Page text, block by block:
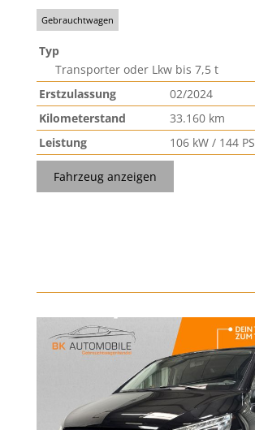
Gebrauchtwagen
Typ
Transporter oder Lkw bis 7,5 t
Erstzulassung
02/2024
Kilometerstand
33.160 km
Leistung
106 kW / 144 PS
Fahrzeug anzeigen